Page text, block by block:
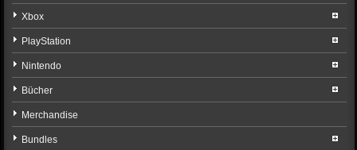
Xbox
PlayStation
Nintendo
Bücher
Merchandise
Bundles